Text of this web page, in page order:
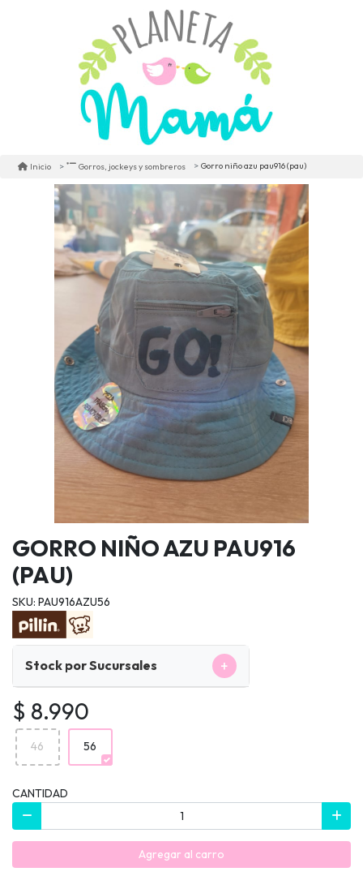
Inicio Gorros, jockeys y sombreros Gorro niño azu pau916 (pau)
GORRO NIÑO AZU PAU916
(PAU)
SKU: PAU916AZU56
Stock por Sucursales +
$ 8.990
46 56
CANTIDAD
Agregar al carro